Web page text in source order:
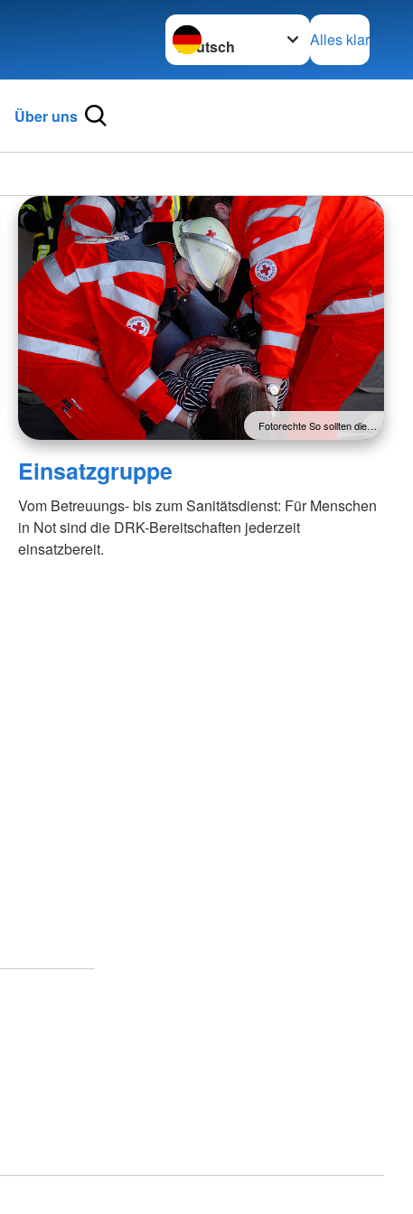
Sprache wechseln zu
Alles klar
Über uns
Fotorechte So sollten die…
Einsatzgruppe
Vom Betreuungs- bis zum Sanitätsdienst: Für Menschen
in Not sind die DRK-Bereitschaften jederzeit
einsatzbereit.